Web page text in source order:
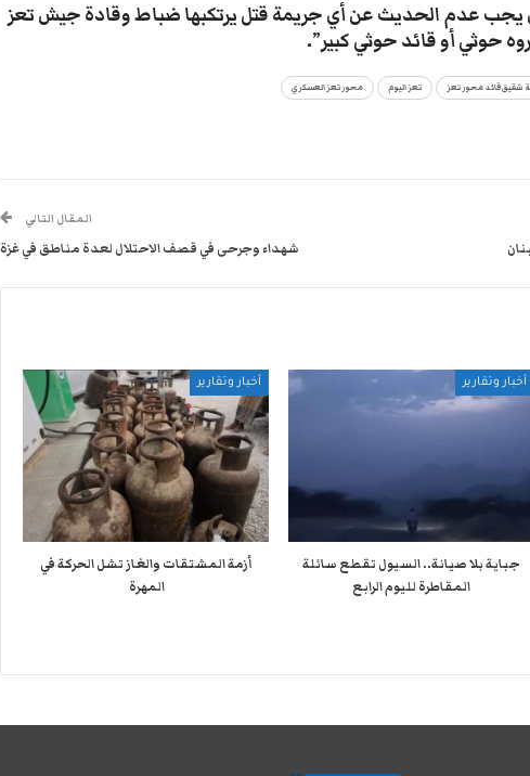
عدم الحديث عن أي جريمة قتل يرتكبها ضباط وقادة جيش تعز
حوثي أو قائد حوثي كبير”.
شقيق قائد محور تعز تعز اليوم محور تعز العسكري
المقال التالي
شهداء وجرحى في قصف الاحتلال لعدة مناطق في غزة
أخبار وتقارير
جباية بلا صيانة.. السيول تقطع سائلة
المقاطرة لليوم الرابع
أخبار وتقارير
أزمة المشتقات والغاز تشل الحركة في
المهرة ​